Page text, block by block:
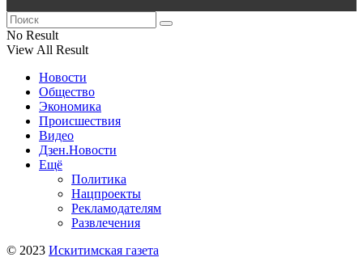
No Result
View All Result
Новости
Общество
Экономика
Происшествия
Видео
Дзен.Новости
Ещё
Политика
Нацпроекты
Рекламодателям
Развлечения
© 2023 Искитимская газета